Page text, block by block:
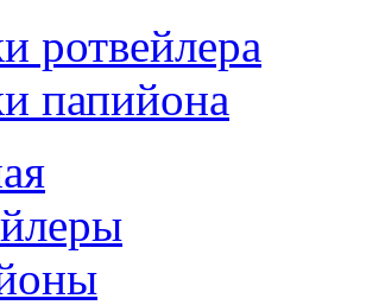
ротвейлера
папийона